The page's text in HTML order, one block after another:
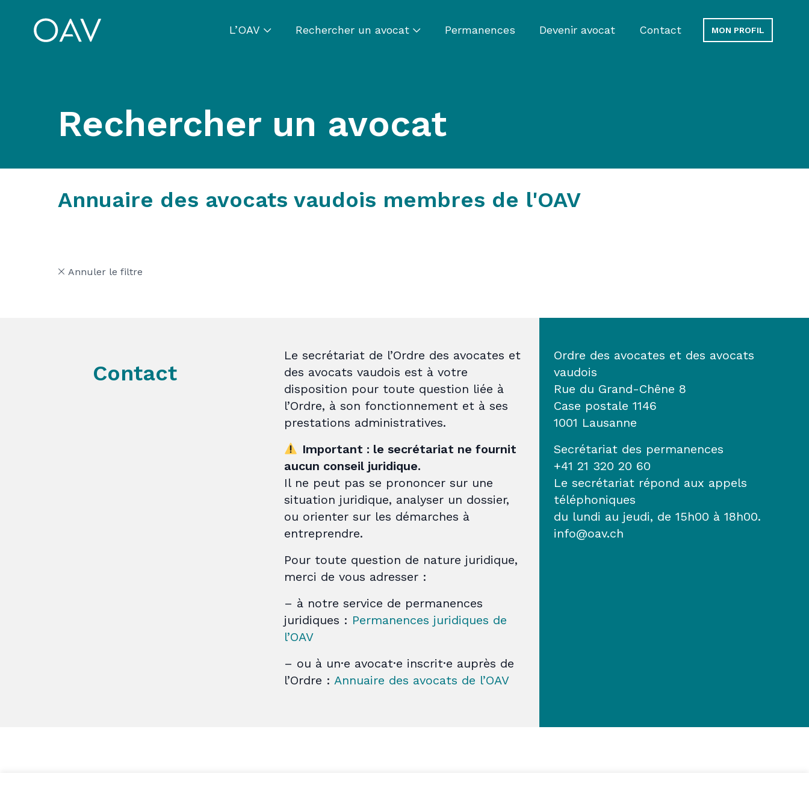
L’OAV Rechercher un avocat Permanences Devenir avocat Contact MON PROFIL
Rechercher un avocat
Annuaire des avocats vaudois membres de l'OAV
Annuler le filtre
Contact
Le secrétariat de l’Ordre des avocates et
des avocats vaudois est à votre
disposition pour toute question liée à
l’Ordre, à son fonctionnement et à ses
prestations administratives.
Important : le secrétariat ne fournit
aucun conseil juridique.
Il ne peut pas se prononcer sur une
situation juridique, analyser un dossier,
ou orienter sur les démarches à
entreprendre.
Pour toute question de nature juridique,
merci de vous adresser :
– à notre service de permanences
juridiques : Permanences juridiques de
l’OAV
– ou à un·e avocat·e inscrit·e auprès de
l’Ordre : Annuaire des avocats de l’OAV
Ordre des avocates et des avocats
vaudois
Rue du Grand-Chêne 8
Case postale 1146
1001 Lausanne
Secrétariat des permanences
+41 21 320 20 60
Le secrétariat répond aux appels
téléphoniques
du lundi au jeudi, de 15h00 à 18h00.
info@oav.ch